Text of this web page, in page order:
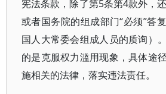
宪法条款，除了第5条第4款外，
或者国务院的组成部门“必须”答
国人大常委会组成人员的质询）
的是克服权力滥用现象，具体途
施相关的法律，落实违法责任。